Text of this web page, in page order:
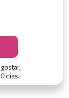
dias.